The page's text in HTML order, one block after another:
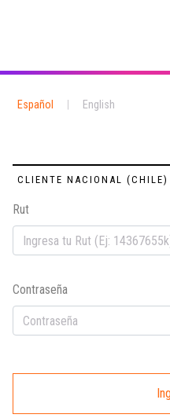
Español English
CLIENTE NACIONAL (CHILE)
Rut
Contraseña